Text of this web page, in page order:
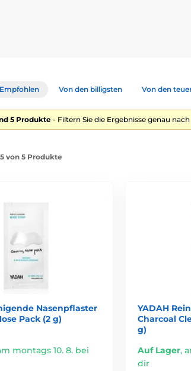
für die empfindlichste Haut –
wie Parabene, Mineralöle,
mit maximaler Wirkung
Antioxidans, spendet Feuchtigkeit, beruhigt
die Wundheilung, lindert Rötungen und
zu verstopfen
Toner mit Kaktusfeige für frische,
mit Grüntee-Extrakt zur
Empfohlen Von den billigsten Von den
5 Produkte- Filtern Sie die Ergebnisse genau
von 5 Produkte
Nasenpflaster
Pack (2 g)
montags 10. 8. bei
YADAH
Charcoal
g)
Auf Lager,
dir